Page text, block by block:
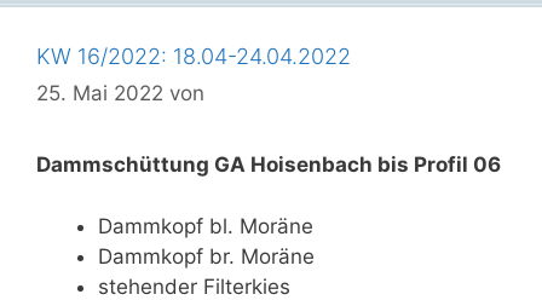
KW 16/2022: 18.04-24.04.2022
25. Mai 2022 von
Dammschüttung GA Hoisenbach bis Profil 06
Dammkopf bl. Moräne
Dammkopf br. Moräne
stehender Filterkies